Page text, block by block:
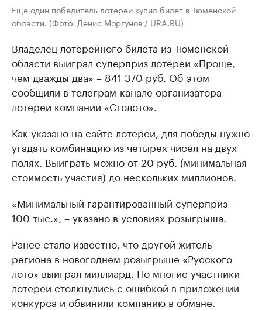
Еще один победитель лотереи купил билет в Тюменской
области. (Фото: Денис Моргунов / URA.RU)
Владелец лотерейного билета из Тюменской
области выиграл суперприз лотереи «Проще,
чем дважды два» – 841 370 руб. Об этом
сообщили в телеграм-канале организатора
лотереи компании «Столото».
Как указано на сайте лотереи, для победы нужно
угадать комбинацию из четырех чисел на двух
полях. Выиграть можно от 20 руб. (минимальная
стоимость участия) до нескольких миллионов.
«Минимальный гарантированный суперприз –
100 тыс.», – указано в условиях розыгрыша.
Ранее стало известно, что другой житель
региона в новогоднем розыгрыше «Русского
лото» выиграл миллиард. Но многие участники
лотереи столкнулись с ошибкой в приложении
конкурса и обвинили компанию в обмане.